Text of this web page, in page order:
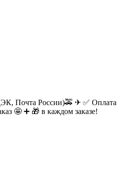
Почта России)🚕 ✈ ✅
🤩 ➕ 🎁 в каждом заказе!